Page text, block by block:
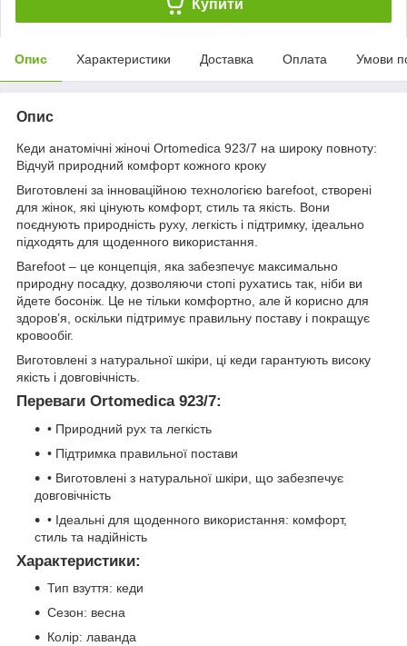
Купити
Опис Характеристики Доставка Оплата Умови
Опис
Кеди анатомічні жіночі Ortomedica 923/7 на широку повноту:
Відчуй природний комфорт кожного кроку
Виготовлені за інноваційною технологією barefoot, створені
для жінок, які цінують комфорт, стиль та якість. Вони
поєднують природність руху, легкість і підтримку, ідеально
підходять для щоденного використання.
Barefoot – це концепція, яка забезпечує максимально
природну посадку, дозволяючи стопі рухатись так, ніби ви
йдете босоніж. Це не тільки комфортно, але й корисно для
здоров’я, оскільки підтримує правильну поставу і покращує
кровообіг.
Виготовлені з натуральної шкіри, ці кеди гарантують високу
якість і довговічність.
Переваги Ortomedica 923/7:
• Природний рух та легкість
• Підтримка правильної постави
• Виготовлені з натуральної шкіри, що забезпечує
довговічність
• Ідеальні для щоденного використання: комфорт,
стиль та надійність
Характеристики:
Тип взуття: кеди
Сезон: весна
Колір: лаванда